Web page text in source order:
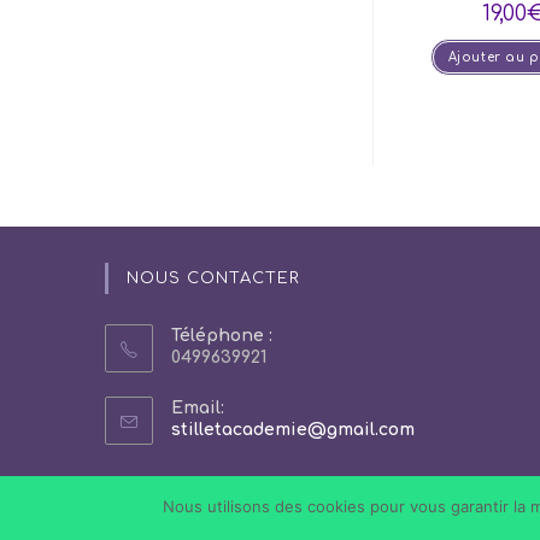
19,00
Ajouter au
NOUS CONTACTER
Téléphone :
0499639921
Email:
stilletacademie@gmail.comS’ouvre
Nous utilisons des cookies pour vous garantir